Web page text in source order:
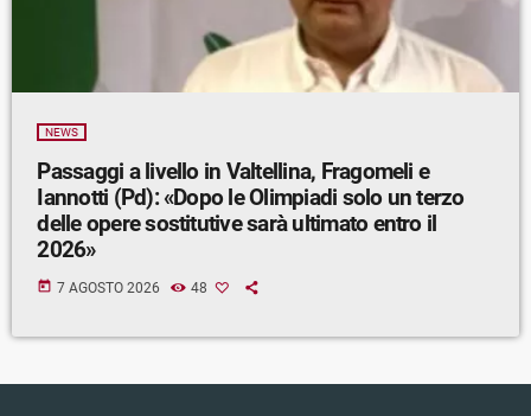
NEWS
Passaggi a livello in Valtellina, Fragomeli e
Iannotti (Pd): «Dopo le Olimpiadi solo un terzo
delle opere sostitutive sarà ultimato entro il
2026»
today 7 AGOSTO 2026 48